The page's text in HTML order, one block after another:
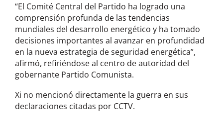
“El Comité Central del Partido ha logrado una
comprensión profunda de las tendencias
mundiales del desarrollo energético y ha tomado
decisiones importantes al avanzar en profundidad
en la nueva estrategia de seguridad energética”,
afirmó, refiriéndose al centro de autoridad del
gobernante Partido Comunista.
Xi no mencionó directamente la guerra en sus
declaraciones citadas por CCTV.